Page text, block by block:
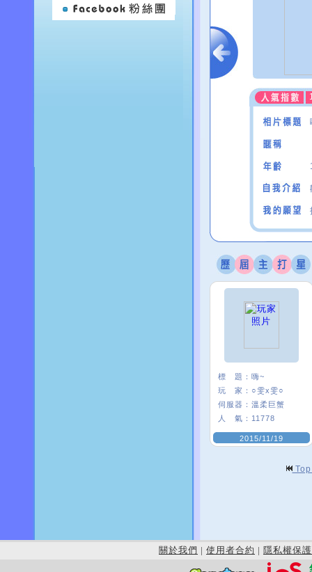
標 題： 嗨~
玩 家： ○雯x雯○
伺服器： 溫柔巨蟹
人 氣： 11778
2015/11/19
關於我們 | 使用者合約 | 隱私權保護